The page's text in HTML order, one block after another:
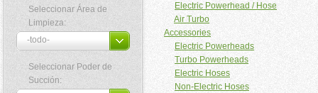
Seleccionar Área de
Limpieza:
Seleccionar Poder de
Succión:
Electric Powerhead / Hose
Air Turbo
Accessories
Electric Powerheads
Turbo Powerheads
Electric Hoses
Non-Electric Hoses